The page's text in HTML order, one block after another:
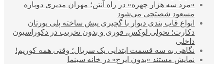
«مرد سه هزار چهره» در راه آنتن؛ مهران مدیری دوباره
مسعود شصتچی می‌شود
انواع قاب بندی دیوار با گچبری پیش ساخته پلی یورتان
دکارت؛ تحولی لوکس، فوری و بدون تخریب در دکوراسیون
داخلی
نگاهی به سه قسمت ابتدایی یک سریال؛ وقتی همه کوریم!
نمایش مستند «بدون ایرج» در خانه سینما